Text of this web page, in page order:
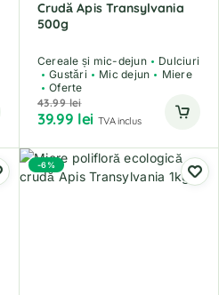
Crudă Apis Transylvania
500g
Cereale și mic-dejun
Dulciuri
Gustări
Mic dejun
Miere
Oferte
43.99lei
39.99 lei TVA inclus
-6%